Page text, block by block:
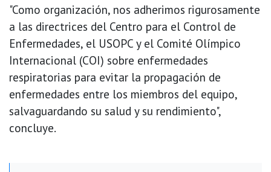
"Como organización, nos adherimos rigurosamente
a las directrices del Centro para el Control de
Enfermedades, el USOPC y el Comité Olímpico
Internacional (COI) sobre enfermedades
respiratorias para evitar la propagación de
enfermedades entre los miembros del equipo,
salvaguardando su salud y su rendimiento",
concluye.